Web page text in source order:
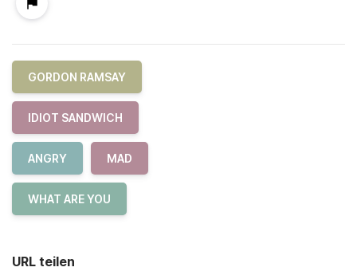
GORDON RAMSAY
IDIOT SANDWICH
ANGRY MAD
WHAT ARE YOU
URL teilen